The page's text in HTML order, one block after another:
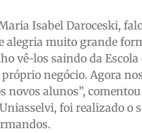
Isabel Daroceski,
alegria muito grande
vê-los saindo da
negócio. Agora
novos alunos”,
foi realizado o